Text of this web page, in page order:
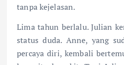
tanpa kejelasan.
Lima tahun berlalu. Julian
status duda. Anne, yang
percaya diri, kembali